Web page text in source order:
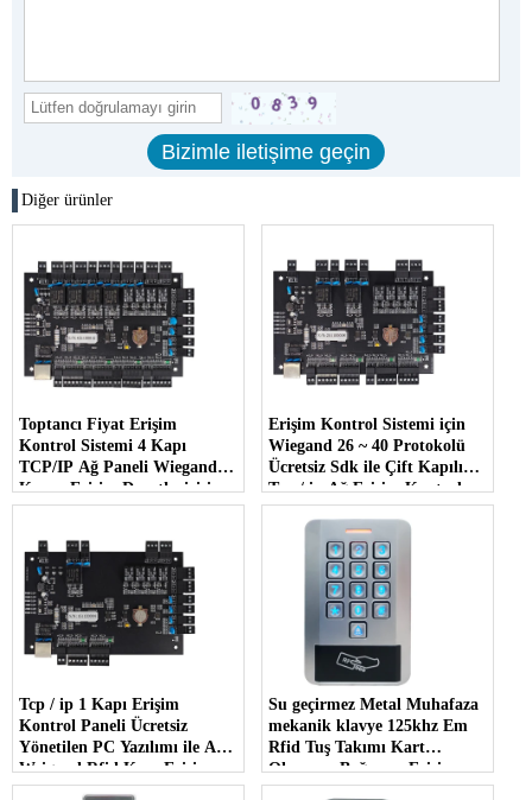
Diğer ürünler
Toptancı Fiyat Erişim
Kontrol Sistemi 4 Kapı
TCP/IP Ağ Paneli Wiegand
Kapısı Erişim Denetleyicisi
MQ-864
Erişim Kontrol Sistemi için
Wiegand 26 ~ 40 Protokolü
Ücretsiz Sdk ile Çift Kapılı
Tcp / ip Ağ Erişim Kontrol
Paneli
Tcp / ip 1 Kapı Erişim
Kontrol Paneli Ücretsiz
Yönetilen PC Yazılımı ile Ağ
Weigand Rfid Kapı Erişim
Sistemi
Su geçirmez Metal Muhafaza
mekanik klavye 125khz Em
Rfid Tuş Takımı Kart
Okuyucu Bağımsız Erişim
Kontrolü tuş takımı